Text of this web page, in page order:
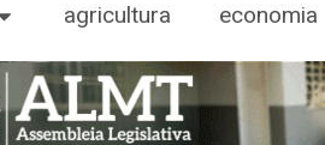
agricultura economia